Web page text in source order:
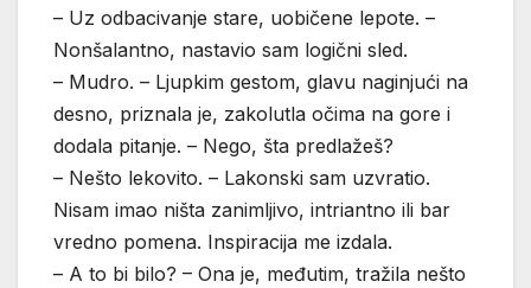
– Uz odbacivanje stare, uobičene lepote. –
Nonšalantno, nastavio sam logični sled.
– Mudro. – Ljupkim gestom, glavu naginjući na
desno, priznala je, zakolutla očima na gore i
dodala pitanje. – Nego, šta predlažeš?
– Nešto lekovito. – Lakonski sam uzvratio.
Nisam imao ništa zanimljivo, intriantno ili bar
vredno pomena. Inspiracija me izdala.
– A to bi bilo? – Ona je, međutim, tražila nešto